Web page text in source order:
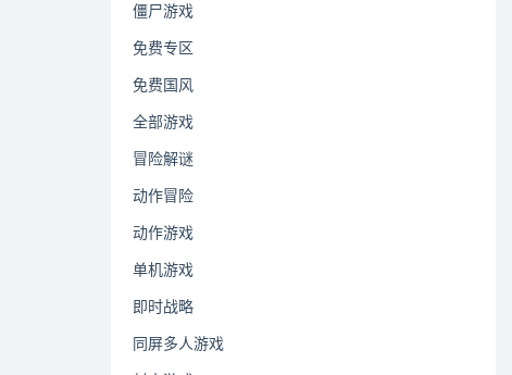
僵尸游戏
免费专区
免费国风
全部游戏
冒险解谜
动作冒险
动作游戏
单机游戏
即时战略
同屏多人游戏